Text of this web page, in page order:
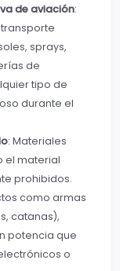
de aviación:
sprays,
de
tipo de
durante el
: Materiales
el material
prohibidos.
como armas
catanas),
potencia que
o